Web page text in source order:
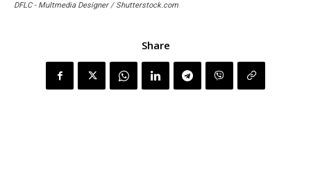
DFLC - Multmedia Designer / Shutterstock.com
Share